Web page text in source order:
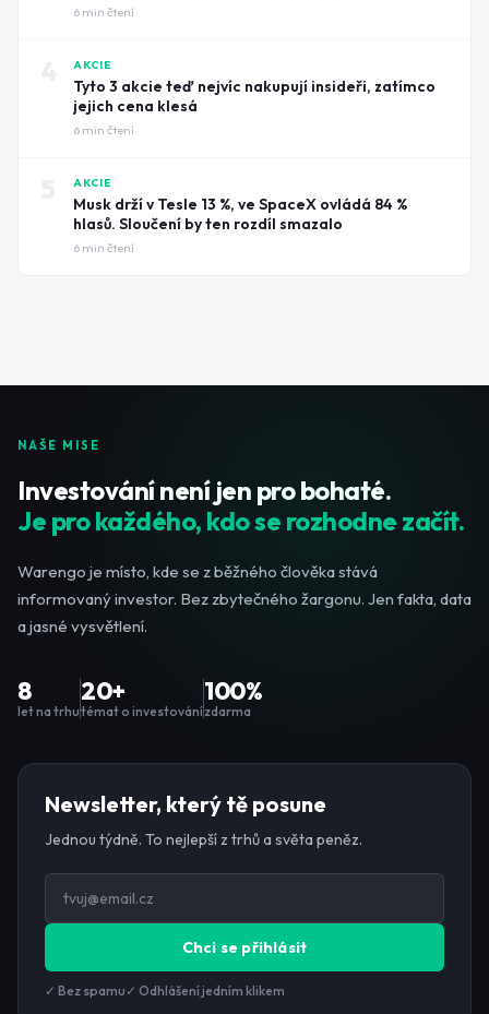
6 min čtení
AKCIE
Tyto 3 akcie teď nejvíc nakupují insideři, zatímco
jejich cena klesá
6 min čtení
AKCIE
Musk drží v Tesle 13 %, ve SpaceX ovládá 84 %
hlasů. Sloučení by ten rozdíl smazalo
6 min čtení
NAŠE MISE
Investování není jen pro bohaté.
Je pro každého, kdo se rozhodne začít.
Warengo je místo, kde se z běžného člověka stává
informovaný investor. Bez zbytečného žargonu. Jen fakta, data
a jasné vysvětlení.
8
let na trhu
20+
témat o investování
100%
zdarma
Newsletter, který tě posune
Jednou týdně. To nejlepší z trhů a světa peněz.
Chci se přihlásit
✓ Bez spamu ✓ Odhlášení jedním klikem